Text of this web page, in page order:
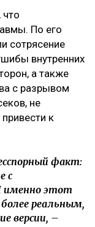
По его
сотрясение
внутренних
а также
с разрывом
не
к
факт:
с
этот
реальным,
версии, –